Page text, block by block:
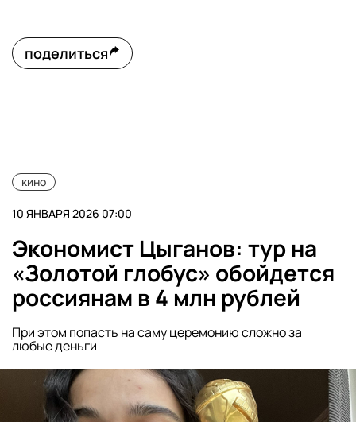
поделиться
кино
10 ЯНВАРЯ 2026 07:00
Экономист Цыганов: тур на
«Золотой глобус» обойдется
россиянам в 4 млн рублей
При этом попасть на саму церемонию сложно за
любые деньги